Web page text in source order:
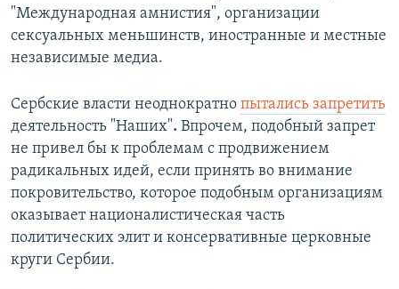
"Международная амнистия", организации
сексуальных меньшинств, иностранные и местные
независимые медиа.
Сербские власти неоднократно пытались запретить
деятельность "Наших". Впрочем, подобный запрет
не привел бы к проблемам с продвижением
радикальных идей, если принять во внимание
покровительство, которое подобным организациям
оказывает националистическая часть
политических элит и консервативные церковные
круги Сербии.